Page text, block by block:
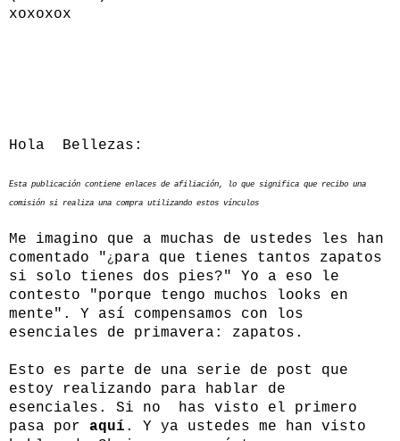
xoxoxox
Hola Bellezas:
Esta publicación contiene enlaces de afiliación, lo que significa que recibo una
comisión si realiza una compra utilizando estos vínculos
Me imagino que a muchas de ustedes les han
comentado "¿ para que tienes tantos zapatos
si solo tienes dos pies?" Yo a eso le
contesto "porque tengo muchos looks en
mente". Y así compensamos con los
esenciales de primavera: zapatos.
Esto es parte de una serie de post que
estoy realizando para hablar de
esenciales. Si no has visto el primero
pasa por aquí . Y ya ustedes me han visto